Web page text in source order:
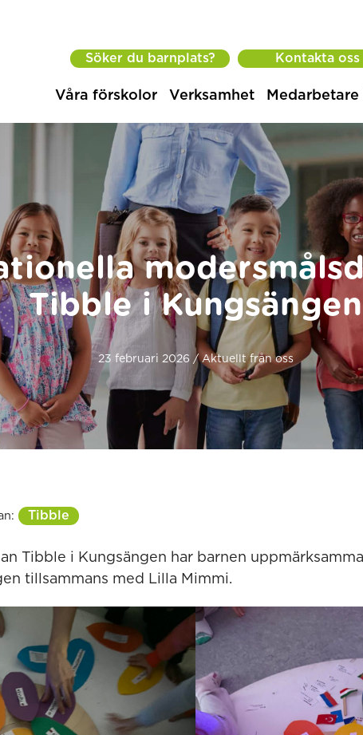
Söker du barnplats? Kontakta oss
Våra förskolor Verksamhet Medarbetare
Tibble i Kungsängen
23 februari 2026 / Aktuellt från oss
Tibble
Tibble i Kungsängen har barnen
tillsammans med Lilla Mimmi.